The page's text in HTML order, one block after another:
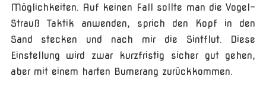
Möglichkeiten. Auf keinen Fall sollte man die Vogel-
Strauß Taktik anwenden, sprich den Kopf in den
Sand stecken und nach mir die Sintflut. Diese
Einstellung wird zwar kurzfristig sicher gut gehen,
aber mit einem harten Bumerang zurückkommen.